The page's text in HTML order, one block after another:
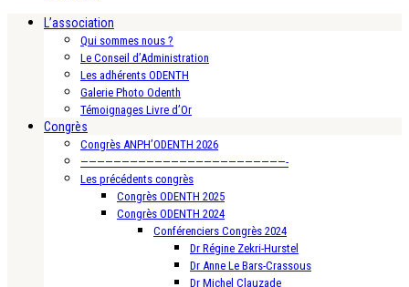
L’association
Qui sommes nous ?
Le Conseil d’Administration
Les adhérents ODENTH
Galerie Photo Odenth
Témoignages Livre d’Or
Congrès
Congrès ANPH’ODENTH 2026
—————————————————————————-
Les précédents congrès
Congrès ODENTH 2025
Congrès ODENTH 2024
Conférenciers Congrès 2024
Dr Régine Zekri-Hurstel
Dr Anne Le Bars-Crassous
Dr Michel Clauzade